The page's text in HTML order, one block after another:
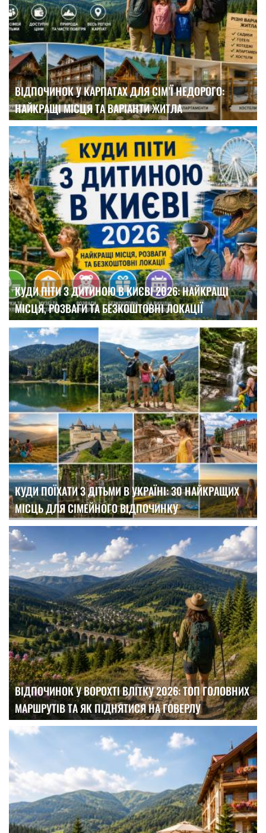
ВІДПОЧИНОК У КАРПАТАХ ДЛЯ СІМ’Ї НЕДОРОГО:
НАЙКРАЩІ МІСЦЯ ТА ВАРІАНТИ ЖИТЛА
КУДИ ПІТИ З ДИТИНОЮ В КИЄВІ 2026: НАЙКРАЩІ
МІСЦЯ, РОЗВАГИ ТА БЕЗКОШТОВНІ ЛОКАЦІЇ
КУДИ ПОЇХАТИ З ДІТЬМИ В УКРАЇНІ: 30 НАЙКРАЩИХ
МІСЦЬ ДЛЯ СІМЕЙНОГО ВІДПОЧИНКУ
ВІДПОЧИНОК У ВОРОХТІ ВЛІТКУ 2026: ТОП ГОЛОВНИХ
МАРШРУТІВ ТА ЯК ПІДНЯТИСЯ НА ГОВЕРЛУ